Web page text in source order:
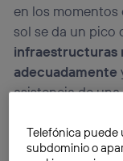
en los momentos
sol se da un pico
infraestructuras
adecuadamente
asistencia de
Telefónica puede
subdominio o